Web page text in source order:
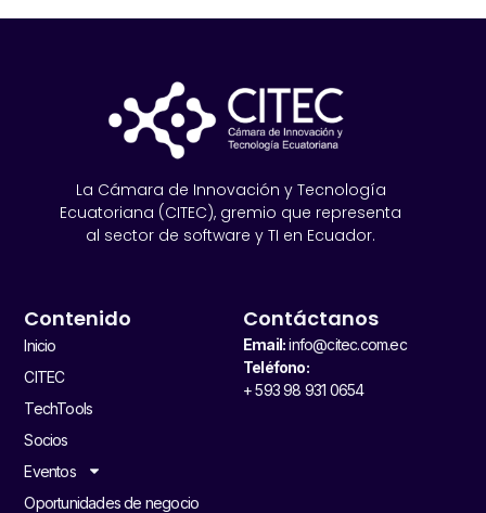
La Cámara de Innovación y Tecnología
Ecuatoriana (CITEC), gremio que representa
al sector de software y TI en Ecuador.
Contenido
Inicio
CITEC
TechTools
Socios
Eventos
Oportunidades de negocio
Contáctanos
Email:info@citec.com.ec
Teléfono:
+ 593 98 931 0654